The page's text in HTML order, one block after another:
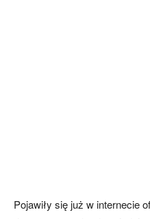
Pojawiły się już w internecie